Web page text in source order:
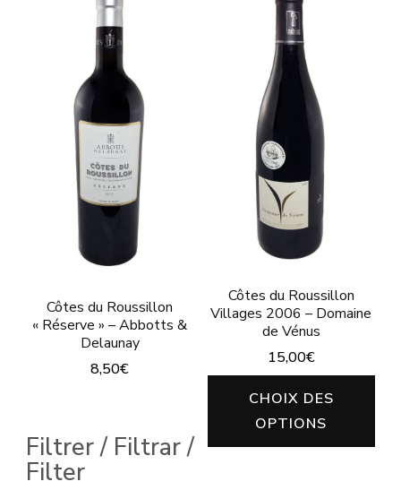
Côtes du Roussillon
« Réserve » – Abbotts &
Delaunay
8,50€
a
Côtes du Roussillon
Villages 2006 – Domaine
de Vénus
15,00€
CHOIX DES
OPTIONS
a
Filtrer / Filtrar /
Filter